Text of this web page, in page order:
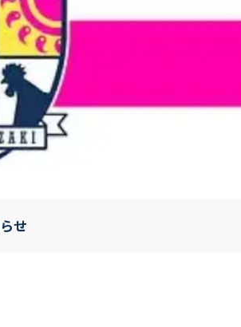
せ